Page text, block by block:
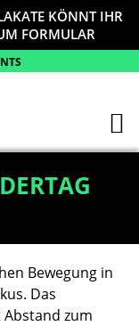
KÖNNT IHR
FORMULAR
Bewegung in
Das
zum